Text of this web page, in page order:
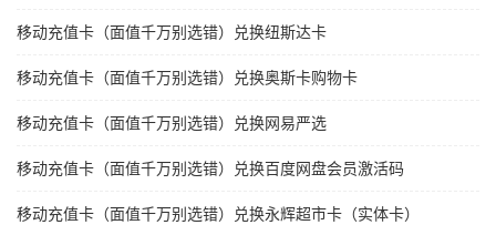
移动充值卡（面值千万别选错）兑换纽斯达卡
移动充值卡（面值千万别选错）兑换奥斯卡购物卡
移动充值卡（面值千万别选错）兑换网易严选
移动充值卡（面值千万别选错）兑换百度网盘会员激活码
移动充值卡（面值千万别选错）兑换永辉超市卡（实体卡）